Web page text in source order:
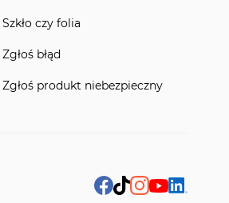
Szkło czy folia
Zgłoś błąd
Zgłoś produkt niebezpieczny